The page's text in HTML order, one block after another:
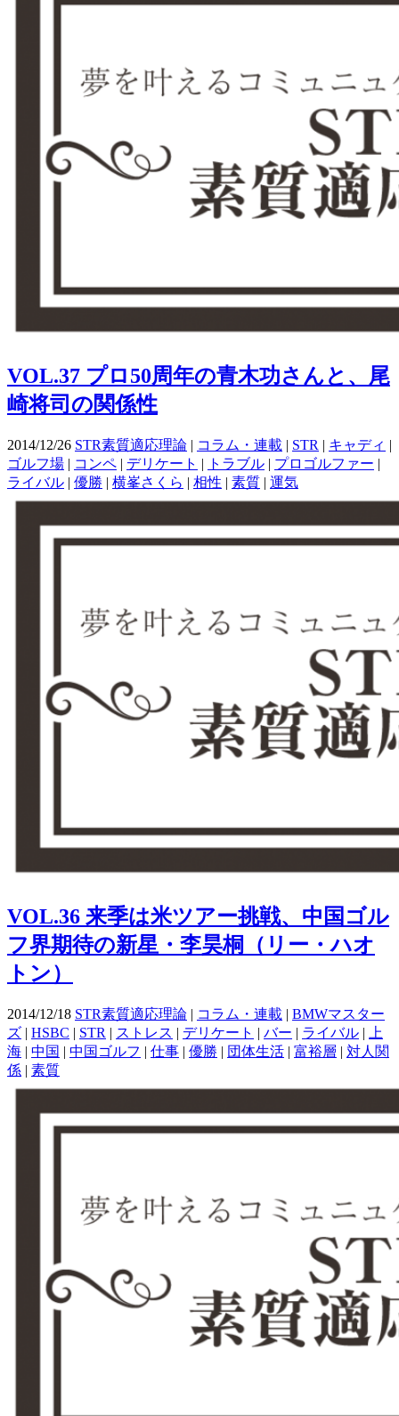
VOL.37 プロ50周年の青木功さんと、尾
崎将司の関係性
2014/12/26 STR素質適応理論 | コラム・連載 | STR | キャディ |
ゴルフ場 | コンペ | デリケート | トラブル | プロゴルファー |
ライバル | 優勝 | 横峯さくら | 相性 | 素質 | 運気
VOL.36 来季は米ツアー挑戦、中国ゴル
フ界期待の新星・李昊桐（リー・ハオ
トン）
2014/12/18 STR素質適応理論 | コラム・連載 | BMWマスター
ズ | HSBC | STR | ストレス | デリケート | バー | ライバル |
上
海 | 中国 | 中国ゴルフ | 仕事 | 優勝 | 団体生活 | 富裕層 | 対人関
係 | 素質